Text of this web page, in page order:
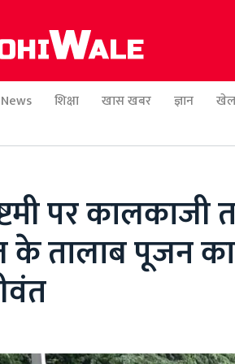
News शिक्षा खास खबर ज्ञान खेल
पर कालकाजी
तालाब पूजन